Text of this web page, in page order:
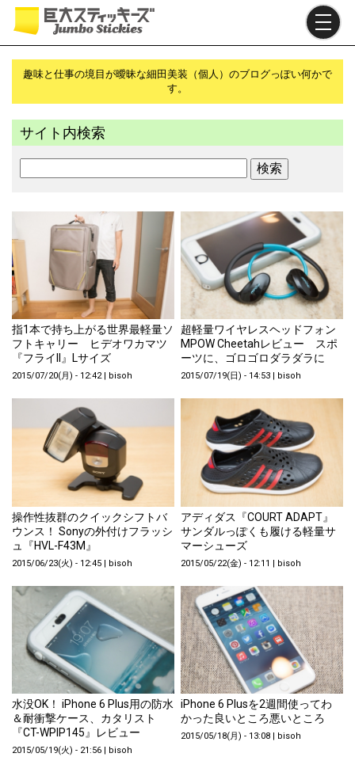
コ
ン
ツ
趣味と仕事の境目が曖昧な細田美装（個人）のブログっぽい何かで
す。
サイト内検索
索
指1本で持ち上がる世界最軽量ソ
フトキャリー ヒデオワカマツ
『フライII』Lサイズ
2015/07/20(月) - 12:42 | bisoh
超軽量ワイヤレスヘッドフォン
MPOW Cheetahレビュー スポ
ーツに、ゴロゴロダラダラに
2015/07/19(日) - 14:53 | bisoh
操作性抜群のクイックシフトバ
ウンス！ Sonyの外付けフラッシ
ュ『HVL-F43M』
2015/06/23(火) - 12:45 | bisoh
アディダス『COURT ADAPT』
サンダルっぽくも履ける軽量サ
マーシューズ
2015/05/22(金) - 12:11 | bisoh
水没OK！ iPhone 6 Plus用の防水
＆耐衝撃ケース、カタリスト
『CT-WPIP145』レビュー
2015/05/19(火) - 21:56 bisoh
iPhone 6 Plusを2週間使ってわ
かった良いところ悪いところ
2015/05/18(月) - 13:08 bisoh